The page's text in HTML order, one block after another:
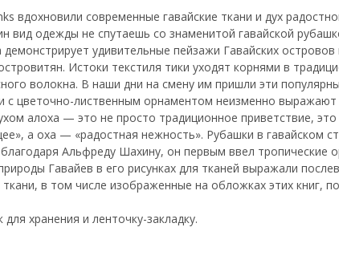
вдохновили современные гавайские ткани и дух
вид одежды не спутаешь со знаменитой гавайской
удивительные пейзажи Гавайских островов
Истоки текстиля тики уходят корнями в
волокна. В наши дни на смену им пришли эти
с цветочно-лиственным орнаментом неизменно выражают
алоха — это не просто традиционное приветствие,
а оха — «радостная нежность». Рубашки в гавайском
благодаря Альфреду Шахину, он первым ввел тропические
Гавайев в его рисунках для тканей выражали
в том числе изображенные на обложках этих книг,
хранения и ленточку-закладку.